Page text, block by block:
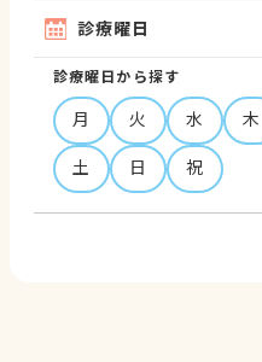
診療曜日
診療曜日から探す
月 火 水 木
土
日 祝